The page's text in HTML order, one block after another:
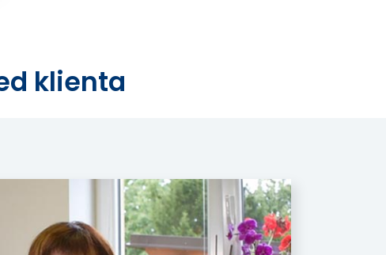
klienta